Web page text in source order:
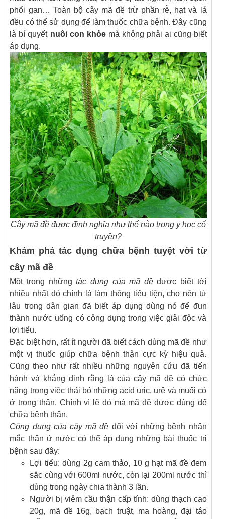
phổi gan… Toàn bộ cây mã đề trừ phần rễ, hạt và lá
đều có thể sử dụng để làm thuốc chữa bệnh. Đây cũng
là bí quyết nuôi con khỏemà không phải ai cũng biết
áp dụng.
Cây mã đề được định nghĩa như thế nào trong y học cổ
truyền?
Khám phá tác dụng chữa bệnh tuyệt vời từ
cây mã đề
Một trong nhữngtác dụng của mã đềđược biết tới
nhiều nhất đó chính là làm thông tiểu tiện, cho nên từ
lâu trong dân gian đã biết áp dụng dùng nó để đun
thành nước uống có công dụng trong việc giải độc và
lợi tiểu.
Đặc biệt hơn, rất ít người đã biết cách dùng mã đề như
một vị thuốc giúp chữa bệnh thận cực kỳ hiệu quả.
Cũng theo như rất nhiều những nguyên cứu đã tiến
hành và khẳng định rằng lá của cây mã đề có chức
năng trong việc thải bỏ những acid uric, urê và muối có
ở trong thận. Chính vì lẽ đó mà mã đề được dùng để
chữa bệnh thận.
Công dụng của cây mã đề đối với những bệnh nhân
mắc thận ứ nước có thể áp dụng những bài thuốc trị
bệnh sau đây:
Lợi tiểu: dùng 2g cam thảo, 10 g hạt mã đề đem
sắc cùng với 600ml nước, còn lại 200ml nước thì
dùng trong ngày chia thành 3 lần.
Người bị viêm cầu thận cấp tính: dùng thạch cao
20g, mã đề 16g, bạch truật, ma hoàng, đại táo